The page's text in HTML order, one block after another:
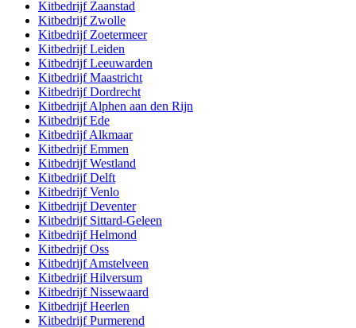
Kitbedrijf Zaanstad
Kitbedrijf Zwolle
Kitbedrijf Zoetermeer
KitbedrijfLeiden
KitbedrijfLeeuwarden
KitbedrijfMaastricht
KitbedrijfDordrecht
KitbedrijfAlphen aan den Rijn
KitbedrijfEde
KitbedrijfAlkmaar
KitbedrijfEmmen
KitbedrijfWestland
KitbedrijfDelft
KitbedrijfVenlo
KitbedrijfDeventer
Kitbedrijf Sittard-Geleen
KitbedrijfHelmond
KitbedrijfOss
KitbedrijfAmstelveen
KitbedrijfHilversum
KitbedrijfNissewaard
KitbedrijfHeerlen
KitbedrijfPurmerend